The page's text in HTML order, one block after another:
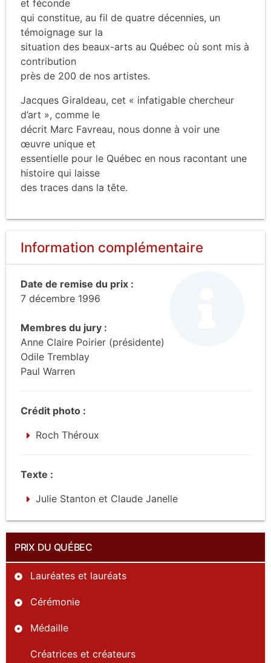
PRIX DU QUÉBEC
Lauréates et lauréats
Cérémonie
Médaille
Créatrices et créateurs
et féconde
qui constitue, au fil de quatre décennies, un
témoignage sur la
situation des beaux-arts au Québec où sont mis à
contribution
près de 200 de nos artistes.
Jacques Giraldeau, cet « infatigable chercheur
d’art », comme le
décrit Marc Favreau, nous donne à voir une
œuvre unique et
essentielle pour le Québec en nous racontant une
histoire qui laisse
des traces dans la tête.
Information complémentaire
Date de remise du prix :
7 décembre 1996
Membres du jury :
Anne Claire Poirier (présidente)
Odile Tremblay
Paul Warren
Crédit photo :
Roch Théroux
Texte :
Julie Stanton et Claude Janelle